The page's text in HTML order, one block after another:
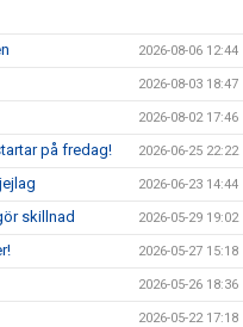
2026-08-06 12:44
2026-08-03 18:47
2026-08-02 17:46
på fredag! 2026-06-25 22:22
2026-06-23 14:44
skillnad 2026-05-29 19:02
2026-05-27 15:18
2026-05-26 18:36
2026-05-22 17:18